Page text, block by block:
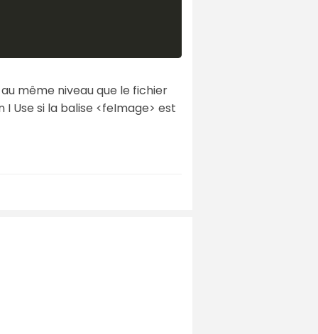
même niveau que le fichier
Use si la balise <feImage> est